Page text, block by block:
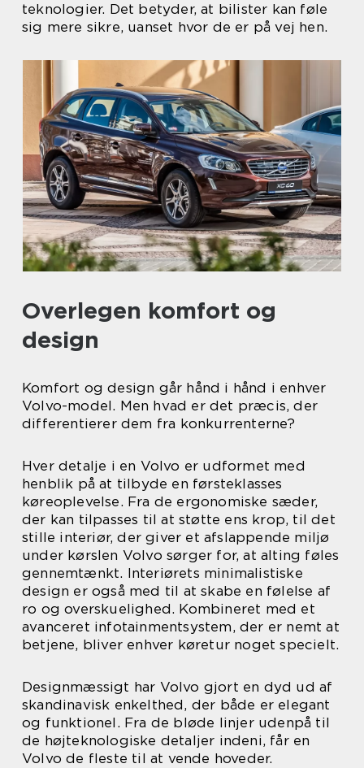
teknologier. Det betyder, at bilister kan føle
sig mere sikre, uanset hvor de er på vej hen.
Overlegen komfort og
design
Komfort og design går hånd i hånd i enhver
Volvo-model. Men hvad er det præcis, der
differentierer dem fra konkurrenterne?
Hver detalje i en Volvo er udformet med
henblik på at tilbyde en førsteklasses
køreoplevelse. Fra de ergonomiske sæder,
der kan tilpasses til at støtte ens krop, til det
stille interiør, der giver et afslappende miljø
under kørslen Volvo sørger for, at alting føles
gennemtænkt. Interiørets minimalistiske
design er også med til at skabe en følelse af
ro og overskuelighed. Kombineret med et
avanceret infotainmentsystem, der er nemt at
betjene, bliver enhver køretur noget specielt.
Designmæssigt har Volvo gjort en dyd ud af
skandinavisk enkelthed, der både er elegant
og funktionel. Fra de bløde linjer udenpå til
de højteknologiske detaljer indeni, får en
Volvo de fleste til at vende hoveder.